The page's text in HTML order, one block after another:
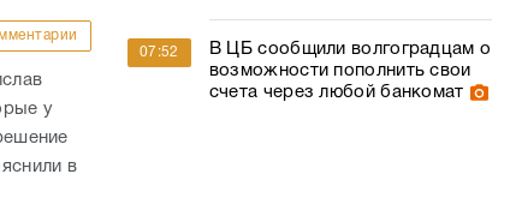
у
в
07:52
В ЦБ сообщили волгоградцам о
возможности пополнить свои
счета через любой банкомат